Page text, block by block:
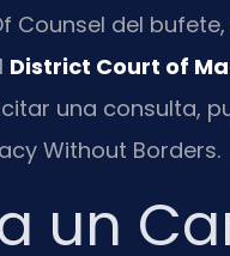
Counsel del
District Court of
una consulta,
Without Borders.
un